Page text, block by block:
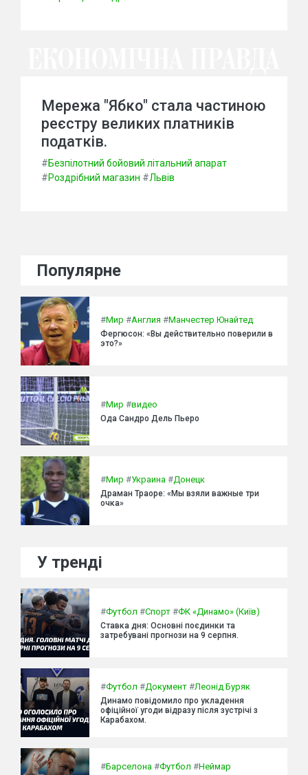
Мережа "Ябко" стала частиною
реєстру великих платників
податків.
#Безпілотний бойовий літальний апарат
#Роздрібний магазин #Львів
Популярне
#Мир #Англия #Манчестер Юнайтед
Фергюсон: «Вы действительно поверили в
это?»
#Мир #видео
Ода Сандро Дель Пьеро
#Мир #Украина #Донецк
Драман Траоре: «Мы взяли важные три
очка»
У тренді
#Футбол #Спорт #ФК «Динамо» (Київ)
Ставка дня: Основні поєдинки та
затребувані прогнози на 9 серпня.
#Футбол #Документ #Леонід Буряк
Динамо повідомило про укладення
офіційної угоди відразу після зустрічі з
Карабахом.
#Барселона #Футбол #Неймар